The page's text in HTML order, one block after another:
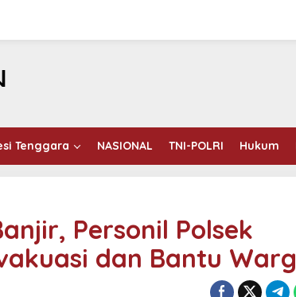
Tenggara NASIONAL TNI-POLRI Hukum
Personil Polsek
dan Bantu